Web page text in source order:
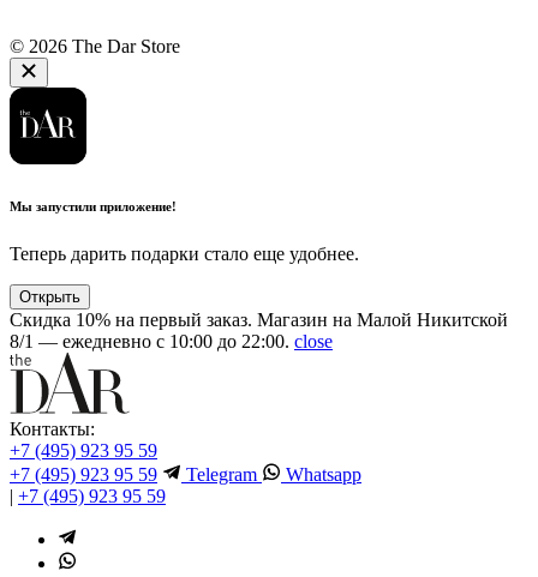
© 2026 The Dar Store
Мы запустили приложение!
Теперь дарить подарки стало еще удобнее.
Открыть
Скидка 10% на первый заказ. Магазин на Малой Никитской
8/1 — ежедневно с 10:00 до 22:00. close
Контакты:
+7 (495) 923 95 59
+7 (495) 923 95 59
Telegram
Whatsapp
| +7 (495) 923 95 59